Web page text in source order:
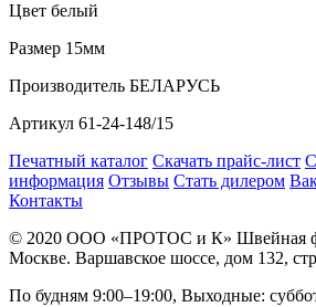
Цвет белый
Размер 15мм
Производитель БЕЛАРУСЬ
Артикул 61-24-148/15
Печатный каталог Скачать прайс-лист
информация Отзывы Стать дилером
Контакты
© 2020 ООО «ПРОТОС и К» Швейная
Москве. Варшавское шоссе, дом 132,
По будням 9:00–19:00, Выходные: